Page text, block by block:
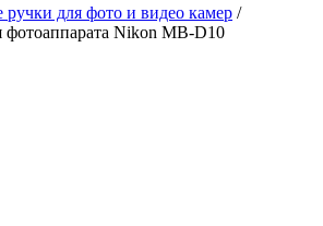
ручки для фото и видео камер /
фотоаппарата Nikon MB-D10